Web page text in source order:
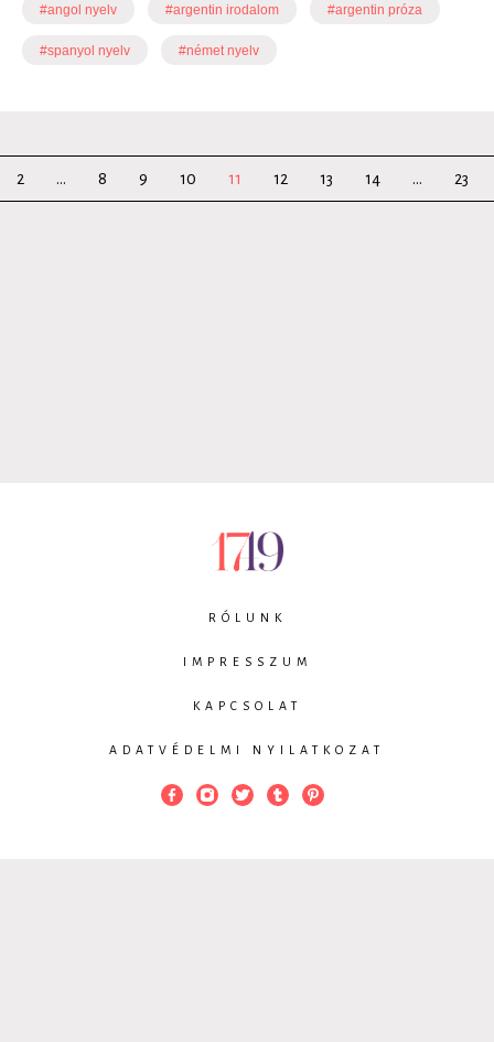
#angol nyelv #argentin irodalom #argentin próza
#spanyol nyelv #német nyelv
2 ... 8 9 10 11 12 13 14 ... 23
RÓLUNK
IMPRESSZUM
KAPCSOLAT
ADATVÉDELMI NYILATKOZAT